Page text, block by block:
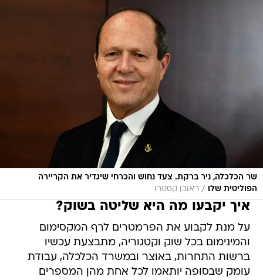
שר הכלכלה, ניר ברקת. צעד נחוש והכרחי שיגדיר את הקריירה
הפוליטית שלו
/ ראובן קסטרו
איך יקבעו מה היא שליטה בשוק?
על מנת לקבוע את הפרמטרים לרף המקסימום
והמינימום בכל שוק וקטגוריה, מתבצעת עכשיו
ברשות התחרות, באוצר ובמשרד הכלכלה, עבודת
עומק שבסופה יותאמו לכל אחת מהן המספרים